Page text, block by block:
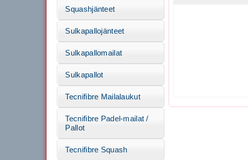
Squashjänteet
Sulkapallojänteet
Sulkapallomailat
Sulkapallot
Tecnifibre Mailalaukut
Tecnifibre Padel-mailat /
Pallot
Tecnifibre Squash